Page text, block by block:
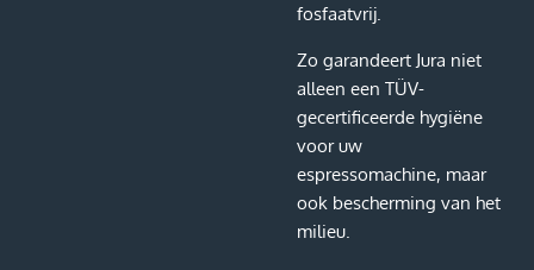
fosfaatvrij.
Zo garandeert Jura niet
alleen een TÜV-
gecertificeerde hygiëne
voor uw
espressomachine, maar
ook bescherming van het
milieu.